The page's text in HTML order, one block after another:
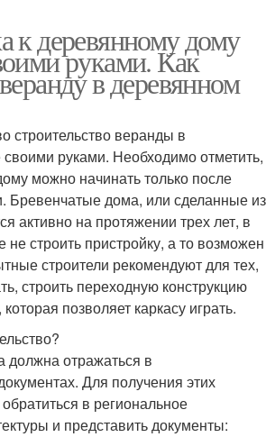
к деревянному дому
руками. Как
в деревянном
строительство веранды в
руками. Необходимо отметить,
можно начинать только после
Бревенчатые дома, или сделанные из
активно на протяжении трех лет, в
не строить пристройку, а то возможен
строители рекомендуют для тех,
строить переходную конструкцию
позволяет каркасу играть.
должна отражаться в
Для получения этих
в региональное
и представить документы: